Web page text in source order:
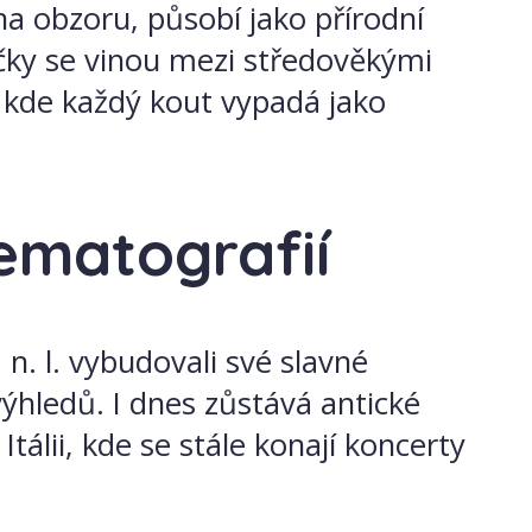
obzoru, působí jako přírodní
se vinou mezi středověkými
každý kout vypadá jako
l. vybudovali své slavné
I dnes zůstává antické
kde se stále konají koncerty